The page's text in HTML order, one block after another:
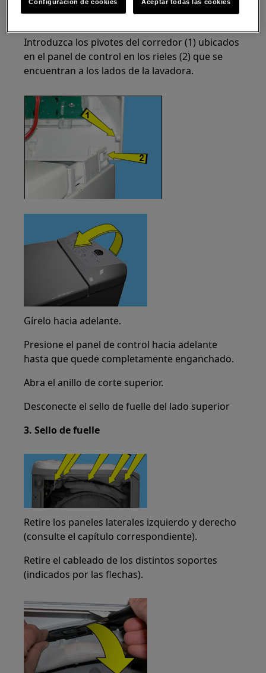
Introduzca los pivotes del corredor (1) ubicados
en el panel de control en los rieles (2) que se
encuentran a los lados de la lavadora.
Gírelo hacia adelante.
Presione el panel de control hacia adelante
hasta que quede completamente enganchado.
Abra el anillo de corte superior.
Desconecte el sello de fuelle del lado superior
3. Sello de fuelle
Retire los paneles laterales izquierdo y derecho
(consulte el capítulo correspondiente).
Retire el cableado de los distintos soportes
(indicados por las flechas).
Configuración de cookies Aceptar todas las cookies